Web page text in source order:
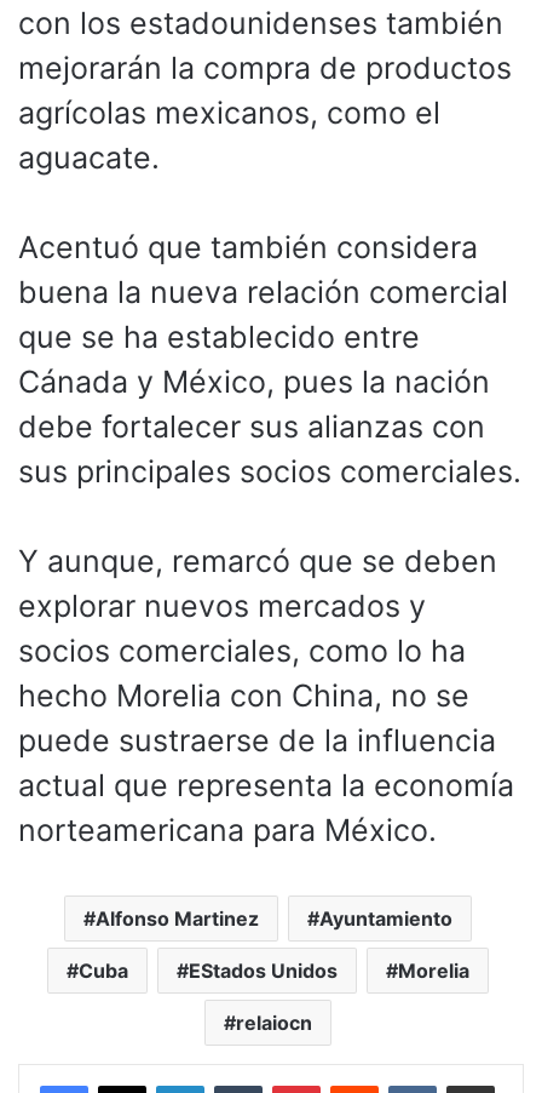
con los estadounidenses también
mejorarán la compra de productos
agrícolas mexicanos, como el
aguacate.
Acentuó que también considera
buena la nueva relación comercial
que se ha establecido entre
Cánada y México, pues la nación
debe fortalecer sus alianzas con
sus principales socios comerciales.
Y aunque, remarcó que se deben
explorar nuevos mercados y
socios comerciales, como lo ha
hecho Morelia con China, no se
puede sustraerse de la influencia
actual que representa la economía
norteamericana para México.
Alfonso Martinez Ayuntamiento
Cuba EStados Unidos Morelia
relaiocn
LinkedInTumblr PinterestReddit VKontakteCompartir por